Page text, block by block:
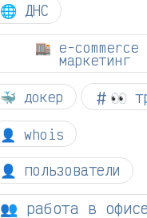
🌐 ДНС
🏬 e-commerce
маркетинг
🐳 докер 👀
👤 whois
👤 пользователи
👥 работа в офисе